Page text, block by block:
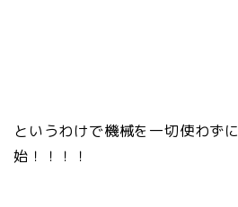
というわけで機械を一切使わず
始！！！！